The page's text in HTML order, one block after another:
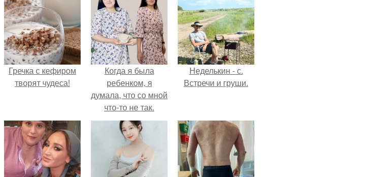
Гречка с кефиром
творят чудеса!
Когда я была
ребенком, я
думала, что со мной
что-то не так.
Неделькин - с.
Встречи и груши.